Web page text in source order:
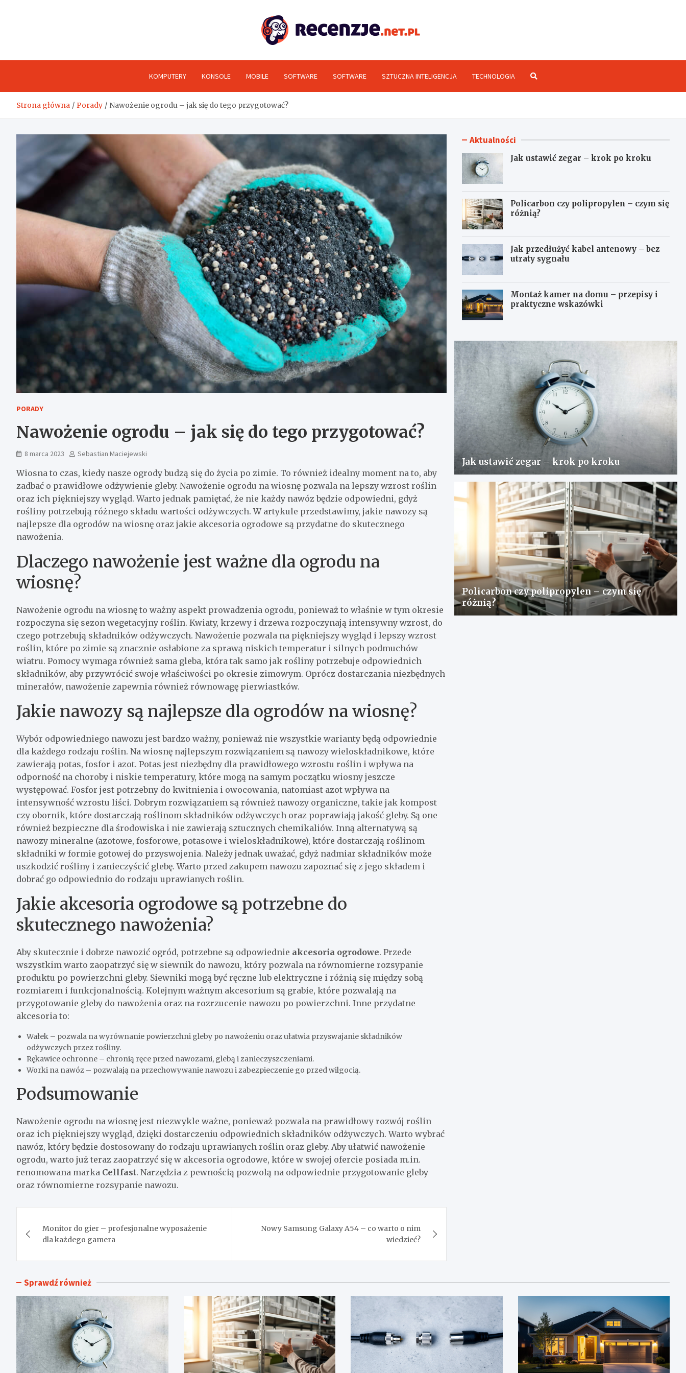
KOMPUTERY KONSOLE MOBILE SOFTWARE SOFTWARE SZTUCZNA INTELIGENCJA TECHNOLOGIA
Strona główna Porady Nawożenie ogrodu – jak się do tego przygotować?
PORADY
Nawożenie ogrodu – jak się do tego przygotować?
8 marca 2023 Sebastian Maciejewski
Wiosna to czas, kiedy nasze ogrody budzą się do życia po zimie. To również idealny moment na to, aby
zadbać o prawidłowe odżywienie gleby. Nawożenie ogrodu na wiosnę pozwala na lepszy wzrost roślin
oraz ich piękniejszy wygląd. Warto jednak pamiętać, że nie każdy nawóz będzie odpowiedni, gdyż
rośliny potrzebują różnego składu wartości odżywczych. W artykule przedstawimy, jakie nawozy są
najlepsze dla ogrodów na wiosnę oraz jakie akcesoria ogrodowe są przydatne do skutecznego
nawożenia.
Dlaczego nawożenie jest ważne dla ogrodu na
wiosnę?
Nawożenie ogrodu na wiosnę to ważny aspekt prowadzenia ogrodu, ponieważ to właśnie w tym okresie
rozpoczyna się sezon wegetacyjny roślin. Kwiaty, krzewy i drzewa rozpoczynają intensywny wzrost, do
czego potrzebują składników odżywczych. Nawożenie pozwala na piękniejszy wygląd i lepszy wzrost
roślin, które po zimie są znacznie osłabione za sprawą niskich temperatur i silnych podmuchów
wiatru. Pomocy wymaga również sama gleba, która tak samo jak rośliny potrzebuje odpowiednich
składników, aby przywrócić swoje właściwości po okresie zimowym. Oprócz dostarczania niezbędnych
minerałów, nawożenie zapewnia również równowagę pierwiastków.
Jakie nawozy są najlepsze dla ogrodów na wiosnę?
Wybór odpowiedniego nawozu jest bardzo ważny, ponieważ nie wszystkie warianty będą odpowiednie
dla każdego rodzaju roślin. Na wiosnę najlepszym rozwiązaniem są nawozy wieloskładnikowe, które
zawierają potas, fosfor i azot. Potas jest niezbędny dla prawidłowego wzrostu roślin i wpływa na
odporność na choroby i niskie temperatury, które mogą na samym początku wiosny jeszcze
występować. Fosfor jest potrzebny do kwitnienia i owocowania, natomiast azot wpływa na
intensywność wzrostu liści. Dobrym rozwiązaniem są również nawozy organiczne, takie jak kompost
czy obornik, które dostarczają roślinom składników odżywczych oraz poprawiają jakość gleby. Są one
również bezpieczne dla środowiska i nie zawierają sztucznych chemikaliów. Inną alternatywą są
nawozy mineralne (azotowe, fosforowe, potasowe i wieloskładnikowe), które dostarczają roślinom
składniki w formie gotowej do przyswojenia. Należy jednak uważać, gdyż nadmiar składników może
uszkodzić rośliny i zanieczyścić glebę. Warto przed zakupem nawozu zapoznać się z jego składem i
dobrać go odpowiednio do rodzaju uprawianych roślin.
Jakie akcesoria ogrodowe są potrzebne do
skutecznego nawożenia?
Aby skutecznie i dobrze nawozić ogród, potrzebne są odpowiednie akcesoria ogrodowe. Przede
wszystkim warto zaopatrzyć się w siewnik do nawozu, który pozwala na równomierne rozsypanie
produktu po powierzchni gleby. Siewniki mogą być ręczne lub elektryczne i różnią się między sobą
rozmiarem i funkcjonalnością. Kolejnym ważnym akcesorium są grabie, które pozwalają na
przygotowanie gleby do nawożenia oraz na rozrzucenie nawozu po powierzchni. Inne przydatne
akcesoria to:
Wałek – pozwala na wyrównanie powierzchni gleby po nawożeniu oraz ułatwia przyswajanie składników
odżywczych przez rośliny.
Rękawice ochronne – chronią ręce przed nawozami, glebą i zanieczyszczeniami.
Worki na nawóz – pozwalają na przechowywanie nawozu i zabezpieczenie go przed wilgocią.
Podsumowanie
Nawożenie ogrodu na wiosnę jest niezwykle ważne, ponieważ pozwala na prawidłowy rozwój roślin
oraz ich piękniejszy wygląd, dzięki dostarczeniu odpowiednich składników odżywczych. Warto wybrać
nawóz, który będzie dostosowany do rodzaju uprawianych roślin oraz gleby. Aby ułatwić nawożenie
ogrodu, warto już teraz zaopatrzyć się w akcesoria ogrodowe, które w swojej ofercie posiada m.in.
renomowana marka Cellfast. Narzędzia z pewnością pozwolą na odpowiednie przygotowanie gleby
oraz równomierne rozsypanie nawozu.
wpisu
Monitor do gier – profesjonalne wyposażenie
dla każdego gamera
Nowy Samsung Galaxy A54 – co warto o nim
wiedzieć?
Aktualności
Jak ustawić zegar – krok po kroku
Policarbon czy polipropylen – czym się
różnią?
Jak przedłużyć kabel antenowy – bez
utraty sygnału
Montaż kamer na domu – przepisy i
praktyczne wskazówki
Jak ustawić zegar – krok po kroku
Policarbon czy polipropylen – czym się
różnią?
Sprawdź również